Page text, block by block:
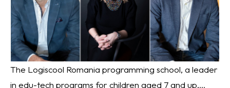
The Logiscool Romania programming school, a leader
in edu-tech programs for children aged 7 and up,...